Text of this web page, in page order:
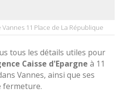
Vannes 11 Place de La République
tous les détails utiles pour
Caisse d'Epargne à 11
Vannes, ainsi que ses
fermeture.